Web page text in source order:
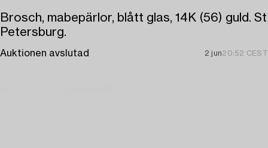
Brosch, mabepärlor, blått glas, 14K (56) guld. St
Petersburg.
Auktionen avslutad 2 jun20:52 CEST